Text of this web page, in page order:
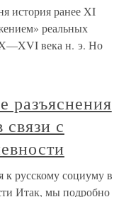
история ранее XI
реальных
века н. э. Но
разъяснения
с
к русскому социуму в
Итак, мы подробно